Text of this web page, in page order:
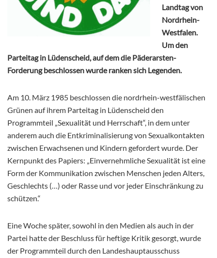
Landtag von
Nordrhein-
Westfalen.
Um den
Parteitag in Lüdenscheid, auf dem die Päderarsten-
Forderung beschlossen wurde ranken sich Legenden.
Am 10. März 1985 beschlossen die nordrhein-westfälischen
Grünen auf ihrem Parteitag in Lüdenscheid den
Programmteil „Sexualität und Herrschaft“, in dem unter
anderem auch die Entkriminalisierung von Sexualkontakten
zwischen Erwachsenen und Kindern gefordert wurde. Der
Kernpunkt des Papiers: „Einvernehmliche Sexualität ist eine
Form der Kommunikation zwischen Menschen jeden Alters,
Geschlechts (…) oder Rasse und vor jeder Einschränkung zu
schützen.“
Eine Woche später, sowohl in den Medien als auch in der
Partei hatte der Beschluss für heftige Kritik gesorgt, wurde
der Programmteil durch den Landeshauptausschuss